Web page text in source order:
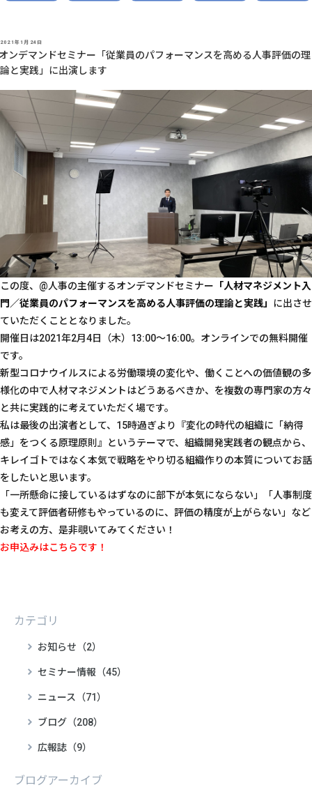
投
日:
2021年1月24日
ンデマンドセミナー「従業員のパフォーマンスを高める人事評価の理
論と実践」に出演します
この度、@人事の主催するオンデマンドセミナー 「人材マネジメント入
門／従業員のパフォーマンスを高める人事評価の理論と実践」 に出させ
ていただくこととなりました。
開催日は2021年2月4日（木）13:00～16:00。オンラインでの無料開催
です。
新型コロナウイルスによる労働環境の変化や、働くことへの価値観の多
様化の中で人材マネジメントはどうあるべきか、を複数の専門家の方々
と共に実践的に考えていただく場です。
私は最後の出演者として、15時過ぎより『変化の時代の組織に「納得
感」をつくる原理原則』というテーマで、組織開発実践者の観点から、
キレイゴトではなく本気で戦略をやり切る組織作りの本質についてお話
をしたいと思います。
「一所懸命に接しているはずなのに部下が本気にならない」「人事制度
も変えて評価者研修もやっているのに、評価の精度が上がらない」など
お考えの方、是非覗いてみてください！
お申込みはこちらです！
カテゴリ
お知らせ（2）
セミナー情報（45）
ニュース（71）
ブログ（208）
広報誌（9）
ブログアーカイブ